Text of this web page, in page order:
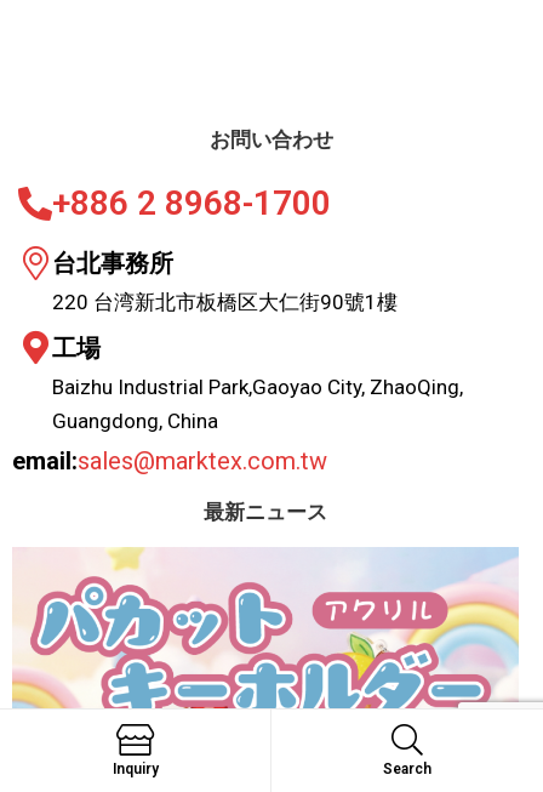
お問い合わせ
+886 2 8968-1700
台北事務所
220 台湾新北市板橋区大仁街90號1樓
工場
Baizhu Industrial Park,Gaoyao City, ZhaoQing,
Guangdong, China
email:sales@marktex.com.tw
最新ニュース
Inquiry Search